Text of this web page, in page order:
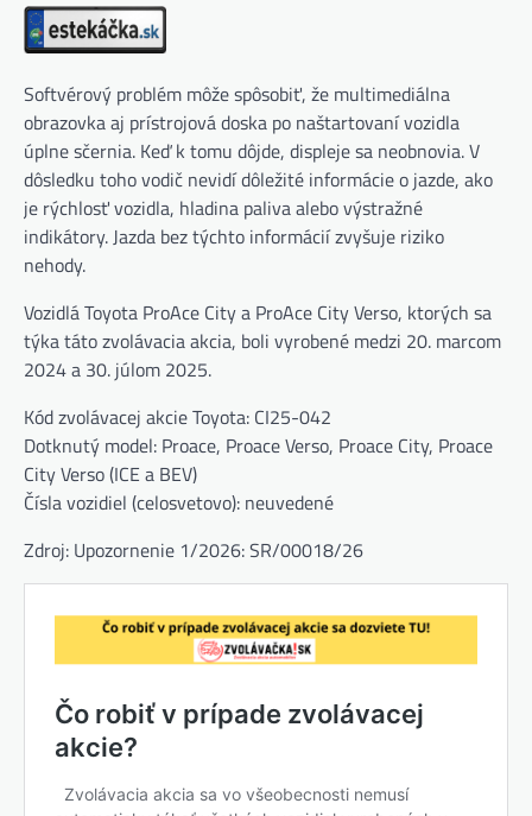
Softvérový problém môže spôsobiť, že multimediálna
obrazovka aj prístrojová doska po naštartovaní vozidla
úplne sčernia. Keď k tomu dôjde, displeje sa neobnovia. V
dôsledku toho vodič nevidí dôležité informácie o jazde, ako
je rýchlosť vozidla, hladina paliva alebo výstražné
indikátory. Jazda bez týchto informácií zvyšuje riziko
nehody.
Vozidlá Toyota ProAce City a ProAce City Verso, ktorých sa
týka táto zvolávacia akcia, boli vyrobené medzi 20. marcom
2024 a 30. júlom 2025.
Kód zvolávacej akcie Toyota: CI25-042
Dotknutý model: Proace, Proace Verso, Proace City, Proace
City Verso (ICE a BEV)
Čísla vozidiel (celosvetovo): neuvedené
Zdroj: Upozornenie 1/2026: SR/00018/26